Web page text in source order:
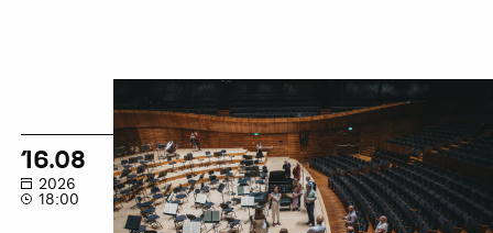
zwiedzanie
zakamarków
NOSPR
16.08
2026
18:00